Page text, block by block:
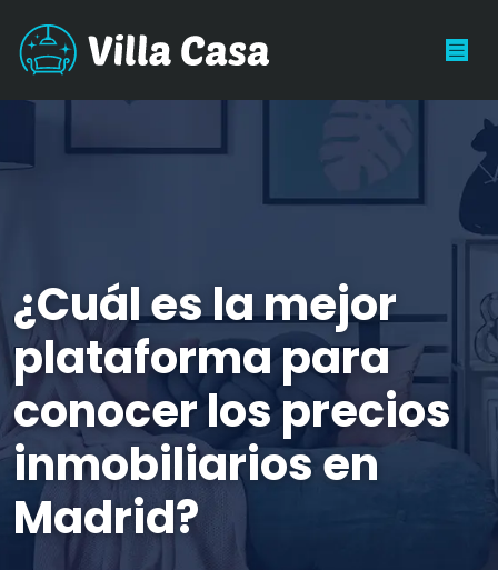
¿Cuál es la mejor
plataforma para
conocer los precios
inmobiliarios en
Madrid?